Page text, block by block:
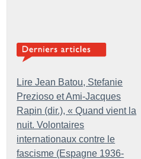
Lire Jean Batou, Stefanie
Prezioso et Ami-Jacques
Rapin (dir.), « Quand vient la
nuit. Volontaires
internationaux contre le
fascisme (Espagne 1936-